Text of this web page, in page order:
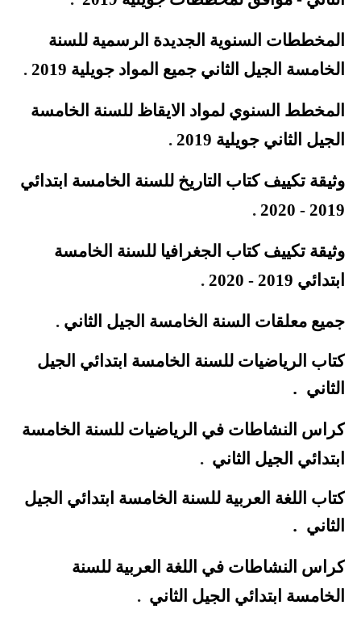
المخططات السنوية الجديدة الرسمية للسنة
الخامسة الجيل الثاني جميع المواد جويلية 2019
.
المخطط السنوي لمواد الايقاظ للسنة الخامسة
الجيل الثاني جويلية 2019
.
وثيقة تكييف كتاب التاريخ للسنة الخامسة ابتدائي
2019 - 2020
.
وثيقة تكييف كتاب الجغرافيا للسنة الخامسة
ابتدائي 2019 - 2020
.
جميع معلقات السنة الخامسة الجيل الثاني .
كتاب الرياضيات للسنة الخامسة ابتدائي الجيل
الثاني .
كراس النشاطات في الرياضيات للسنة الخامسة
ابتدائي الجيل الثاني .
كتاب اللغة العربية للسنة الخامسة ابتدائي الجيل
الثاني .
كراس النشاطات في اللغة العربية للسنة
الخامسة ابتدائي الجيل الثاني .